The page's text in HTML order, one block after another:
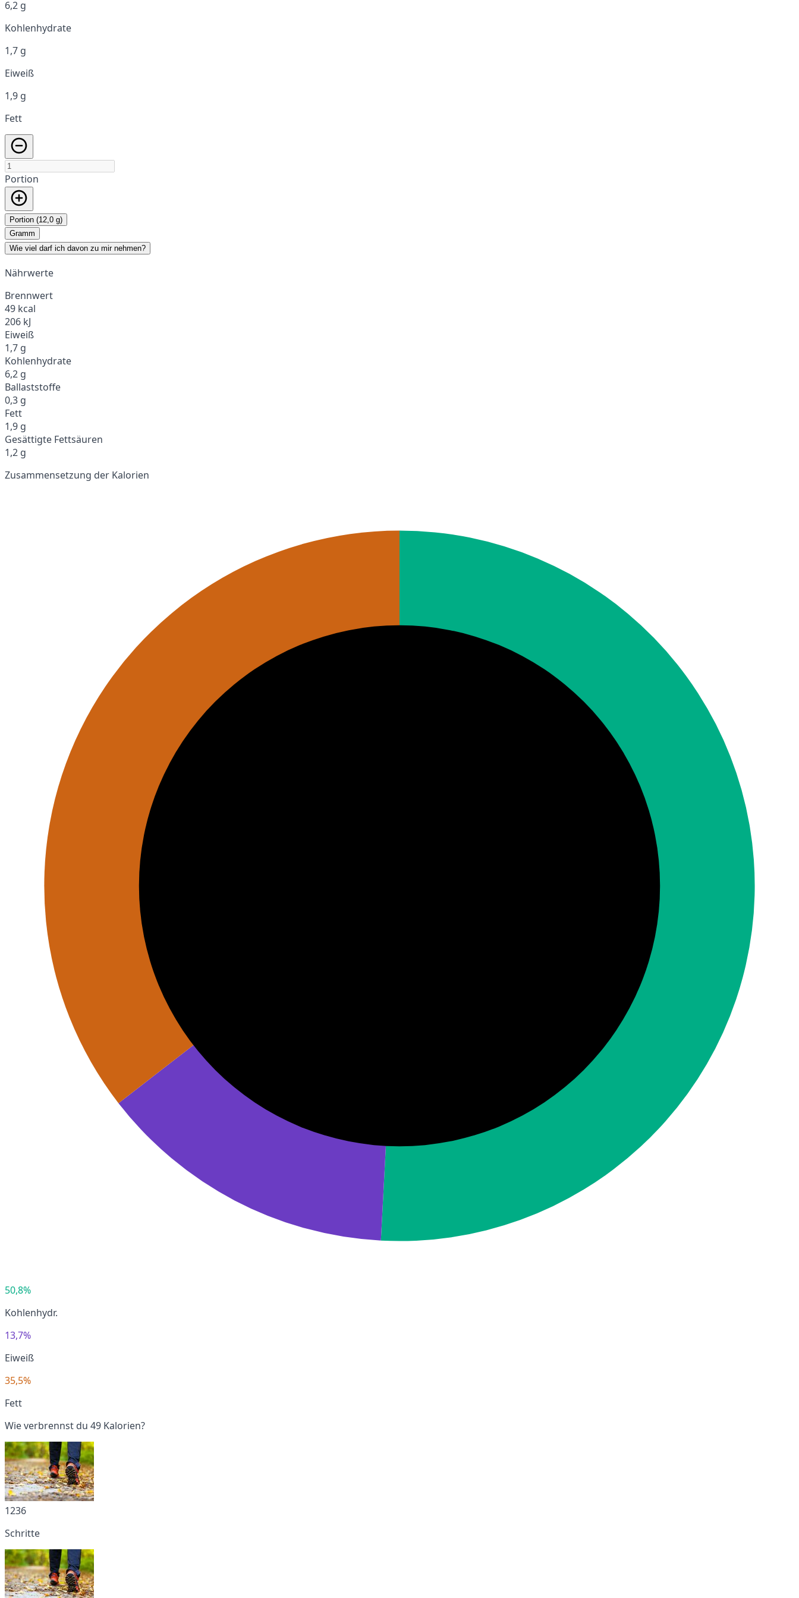
6,2 g
Kohlenhydrate
1,7 g
Eiweiß
1,9 g
Fett
Portion
Portion (12,0 g)
Gramm
Wie viel darf ich davon zu mir nehmen?
Nährwerte
Brennwert
49 kcal
206 kJ
Eiweiß
1,7 g
Kohlenhydrate
6,2 g
Ballaststoffe
0,3 g
Fett
1,9 g
Gesättigte Fettsäuren
1,2 g
Zusammensetzung der Kalorien
50,8%
Kohlenhydr.
13,7%
Eiweiß
35,5%
Fett
Wie verbrennst du 49 Kalorien?
1236
Schritte